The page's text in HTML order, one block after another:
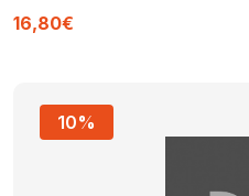
16,80€
10%